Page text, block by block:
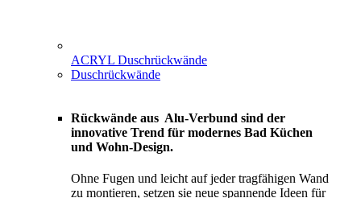
ACRYL Duschrückwände
Duschrückwände
Rückwände aus Alu-Verbund sind der
innovative Trend für modernes Bad Küchen
und Wohn-Design.
Ohne Fugen und leicht auf jeder tragfähigen Wand
zu montieren, setzen sie neue spannende Ideen für